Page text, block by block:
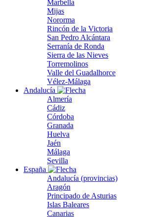
Marbella
Mijas
Nororma
Rincón de la Victoria
San Pedro Alcántara
Serranía de Ronda
Sierra de las Nieves
Torremolinos
Valle del Guadalhorce
Vélez-Málaga
Andalucía
Almería
Cádiz
Córdoba
Granada
Huelva
Jaén
Málaga
Sevilla
España
Andalucía (provincias)
Aragón
Principado de Asturias
Islas Baleares
Canarias